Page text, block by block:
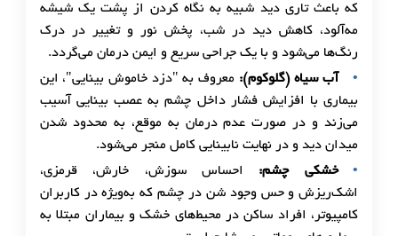
که باعث تاری دید شبیه به نگاه کردن از پشت یک شیشه
مه‌آلود، کاهش دید در شب، پخش نور و تغییر در درک
رنگ‌ها می‌شود و با یک جراحی سریع و ایمن درمان می‌گردد.
آب سیاه (گلوکوم): معروف به "دزد خاموش بینایی"، این
بیماری با افزایش فشار داخل چشم به عصب بینایی آسیب
می‌زند و در صورت عدم درمان به موقع، به محدود شدن
میدان دید و در نهایت نابینایی کامل منجر می‌شود.
خشکی چشم: احساس سوزش، خارش، قرمزی،
اشک‌ریزش و حس وجود شن در چشم که به‌ویژه در کاربران
کامپیوتر، افراد ساکن در محیط‌های خشک و بیماران مبتلا به